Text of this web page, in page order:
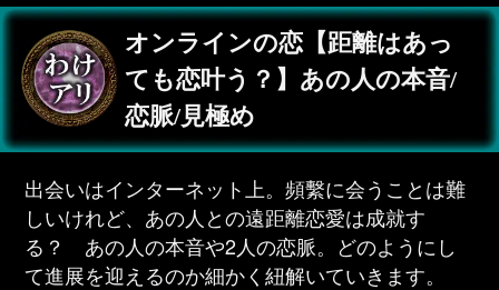
オンラインの恋【距離はあっ
ても恋叶う？】あの人の本音/
恋脈/見極め
出会いはインターネット上。頻繫に会うことは難
しいけれど、あの人との遠距離恋愛は成就す
る？ あの人の本音や2人の恋脈。どのようにし
て進展を迎えるのか細かく紐解いていきます。